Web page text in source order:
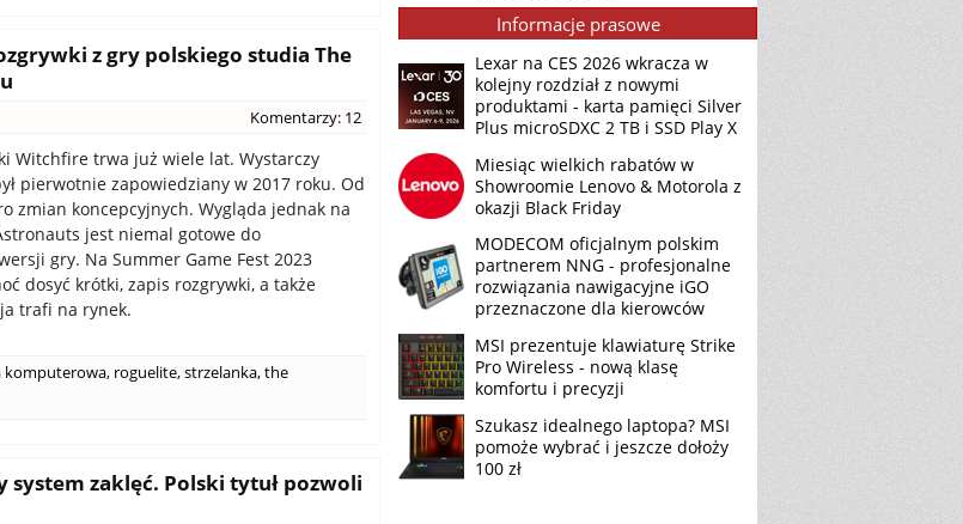
z gry polskiego studia The
Komentarzy: 12
Witchfire trwa już wiele lat. Wystarczy
pierwotnie zapowiedziany w 2017 roku. Od
zmian koncepcyjnych. Wygląda jednak na
jest niemal gotowe do
gry. Na Summer Game Fest 2023
dosyć krótki, zapis rozgrywki, a także
trafi na rynek.
komputerowa, roguelite,strzelanka,the
zaklęć. Polski tytuł pozwoli
Informacje prasowe
Lexar na CES 2026 wkracza w
kolejny rozdział z nowymi
produktami - karta pamięci Silver
Plus microSDXC 2 TB i SSD Play X
Miesiąc wielkich rabatów w
Showroomie Lenovo & Motorola z
okazji Black Friday
MODECOM oficjalnym polskim
partnerem NNG - profesjonalne
rozwiązania nawigacyjne iGO
przeznaczone dla kierowców
MSI prezentuje klawiaturę Strike
Pro Wireless - nową klasę
komfortu i precyzji
Szukasz idealnego laptopa? MSI
pomoże wybrać i jeszcze dołoży
100 zł